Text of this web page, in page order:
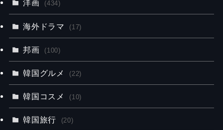
洋画 (434)
海外ドラマ (17)
邦画 (100)
韓国グルメ (22)
韓国コスメ (10)
韓国旅行 (20)